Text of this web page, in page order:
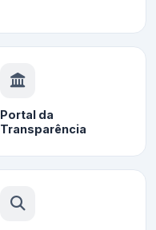
Portal da
Transparência